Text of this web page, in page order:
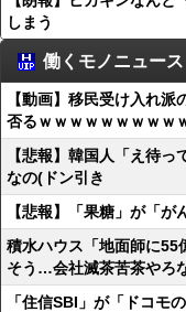
しまう
働くモノニュース
【動画】移民受け入れ
否るｗｗｗｗｗｗｗｗｗ
【悲報】韓国人「え待
なの(ドン引き
【悲報】「果糖」が「が
積水ハウス「地面師に
そう…会社滅茶苦茶やろ
「住信SBI」が「ドコモ